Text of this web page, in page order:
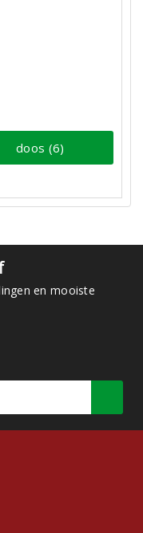
doos (6)
en mooiste